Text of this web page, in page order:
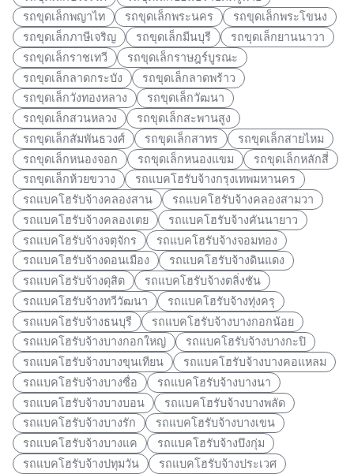
รถขุดเล็กพญาไท
รถขุดเล็กพระนคร
รถขุดเล็กพระโขนง
รถขุดเล็กภาษีเจริญ
รถขุดเล็กมีนบุรี
รถขุดเล็กยานนาวา
รถขุดเล็กราชเทวี
รถขุดเล็กราษฎร์บูรณะ
รถขุดเล็กลาดกระบัง
รถขุดเล็กลาดพร้าว
รถขุดเล็กวังทองหลาง
รถขุดเล็กวัฒนา
รถขุดเล็กสวนหลวง
รถขุดเล็กสะพานสูง
รถขุดเล็กสัมพันธวงศ์
รถขุดเล็กสาทร
รถขุดเล็กสายไหม
รถขุดเล็กหนองจอก
รถขุดเล็กหนองแขม
รถขุดเล็กหลักสี่
รถขุดเล็กห้วยขวาง
รถแบคโฮรับจ้างกรุงเทพมหานคร
รถแบคโฮรับจ้างคลองสาน
รถแบคโฮรับจ้างคลองสามวา
รถแบคโฮรับจ้างคลองเตย
รถแบคโฮรับจ้างคันนายาว
รถแบคโฮรับจ้างจตุจักร
รถแบคโฮรับจ้างจอมทอง
รถแบคโฮรับจ้างดอนเมือง
รถแบคโฮรับจ้างดินแดง
รถแบคโฮรับจ้างดุสิต
รถแบคโฮรับจ้างตลิ่งชัน
รถแบคโฮรับจ้างทวีวัฒนา
รถแบคโฮรับจ้างทุ่งครุ
รถแบคโฮรับจ้างธนบุรี
รถแบคโฮรับจ้างบางกอกน้อย
รถแบคโฮรับจ้างบางกอกใหญ่
รถแบคโฮรับจ้างบางกะปิ
รถแบคโฮรับจ้างบางขุนเทียน
รถแบคโฮรับจ้างบางคอแหลม
รถแบคโฮรับจ้างบางซื่อ
รถแบคโฮรับจ้างบางนา
รถแบคโฮรับจ้างบางบอน
รถแบคโฮรับจ้างบางพลัด
รถแบคโฮรับจ้างบางรัก
รถแบคโฮรับจ้างบางเขน
รถแบคโฮรับจ้างบางแค
รถแบคโฮรับจ้างบึงกุ่ม
รถแบคโฮรับจ้างปทุมวัน
รถแบคโฮรับจ้างประเวศ